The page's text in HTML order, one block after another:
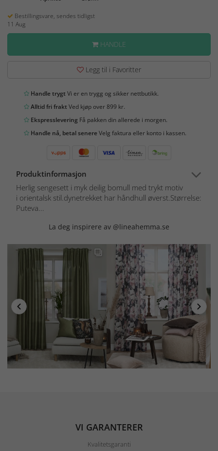
Bestillingsvare, sendes tidligst
11 Aug
HANDLE
Legg til i Favoritter
Handle trygtVi er en trygg og sikker nettbutikk.
Alltid fri fraktVed kjøp over 899 kr.
Ekspresslevering Få pakken din allerede i morgen.
Handle nå, betal senereVelg faktura eller konto i kassen.
Produktinformasjon
Herlig sengesett i myk deilig bomull med trykt motiv
i orientalsk stil.dynetrekket har håndhull øverst.Størrelse:
Puteva...
La deg inspirere av @lineahemma.se
VI GARANTERER
Kvalitetsgaranti